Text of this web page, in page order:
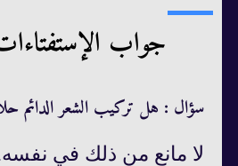
جواب
سؤال : هل تركيب الشعر الدائم
لا مانع من ذلك في